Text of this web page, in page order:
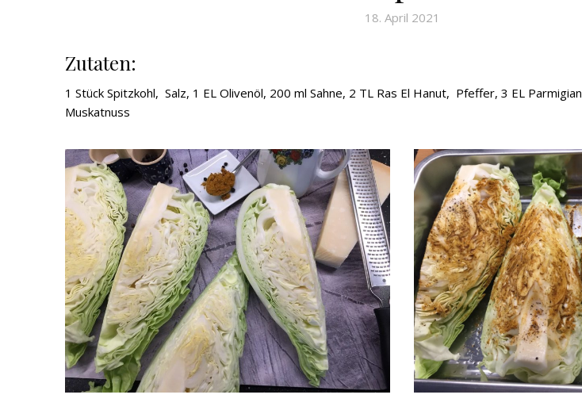
18. April 2021
Zutaten:
1 Stück Spitzkohl, Salz, 1 EL Olivenöl, 200 ml Sahne, 2 TL Ras El Hanut, Pfeffer, 3 EL
Muskatnuss